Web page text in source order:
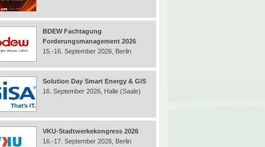
BDEW Fachtagung
Forderungsmanagement 2026
15.-16. September 2026, Berlin
Solution Day Smart Energy & GIS
16. September 2026, Halle (Saale)
VKU-Stadtwerkekongress 2026
16.-17. September 2026, Berlin